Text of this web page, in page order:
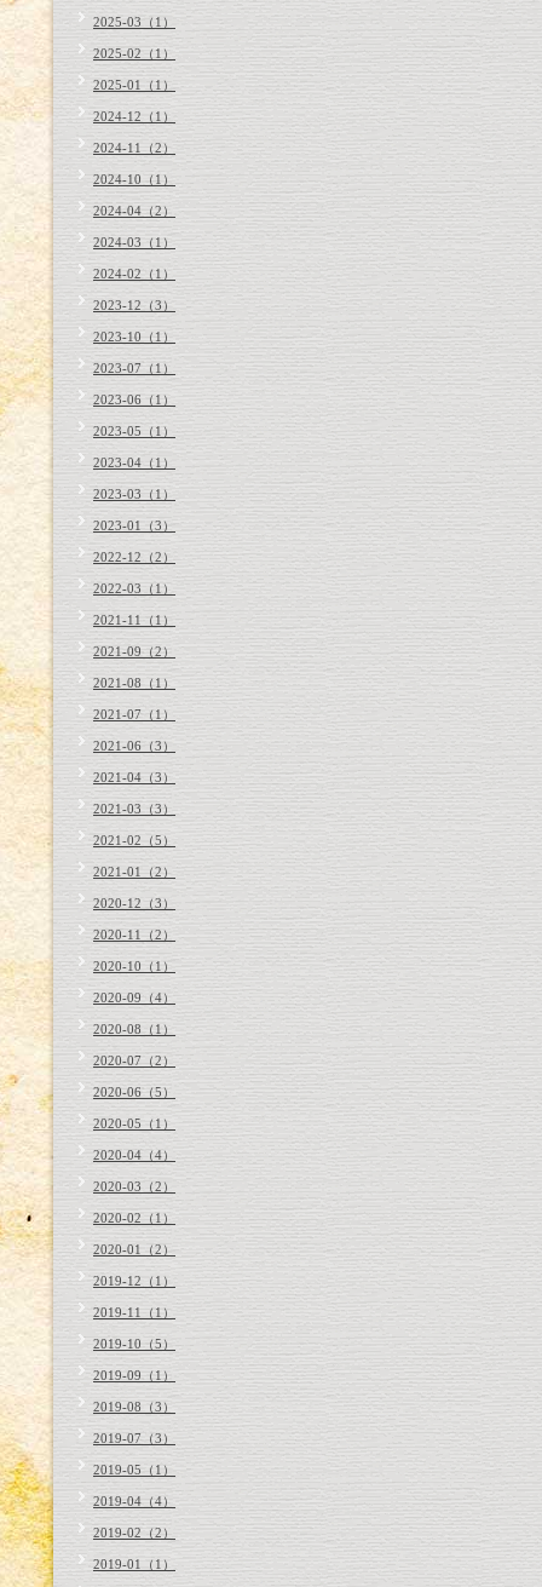
2025-03（1）
2025-02（1）
2025-01（1）
2024-12（1）
2024-11（2）
2024-10（1）
2024-04（2）
2024-03（1）
2024-02（1）
2023-12（3）
2023-10（1）
2023-07（1）
2023-06（1）
2023-05（1）
2023-04（1）
2023-03（1）
2023-01（3）
2022-12（2）
2022-03（1）
2021-11（1）
2021-09（2）
2021-08（1）
2021-07（1）
2021-06（3）
2021-04（3）
2021-03（3）
2021-02（5）
2021-01（2）
2020-12（3）
2020-11（2）
2020-10（1）
2020-09（4）
2020-08（1）
2020-07（2）
2020-06（5）
2020-05（1）
2020-04（4）
2020-03（2）
2020-02（1）
2020-01（2）
2019-12（1）
2019-11（1）
2019-10（5）
2019-09（1）
2019-08（3）
2019-07（3）
2019-05（1）
2019-04（4）
2019-02（2）
2019-01（1）